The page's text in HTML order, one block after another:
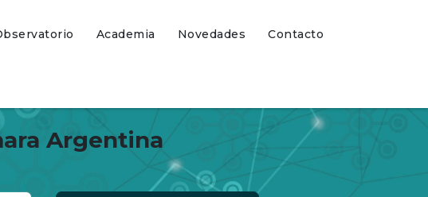
Academia Novedades Contacto
Argentina